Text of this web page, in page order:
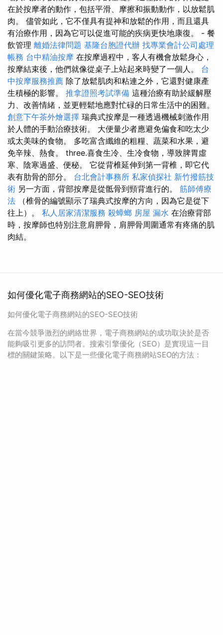
在於按摩者的動作，包括平滑、摩擦和振動動作，以放鬆肌
肉。 儘管如此，它不僅具有提神和放鬆的作用，而且還具
有治療作用，因為它可以促進可能的疾病更快地康復。 - 餐
飲管理 離婚法律問題 基隆台胞證代辦 找專業會計公司處理
帳務 台中精油按摩 在按摩過程中，客人有機會放鬆身心，
按摩結束後，他們就像從桌子上站起來時變了一個人。 台
中按摩服務推薦 除了放鬆肌肉和粘連之外，它還對健康產
生積極的影響。 推拿證照考試準備 這種治療有助於緩解壓
力、改善情緒，並更輕鬆地應對忙碌的日常生活中的困難。
創意下午茶外燴選擇 瑞典式按摩是一種透過機械刺激作用
於人體的手動治療技術。 大便量少者應避免偏食和吃太少
或太美味的食物。 多吃富含纖維的粗糧、蔬菜和水果，避
免辛辣、熱食。 three.喜食生冷、生冷食物，導致脾胃虛
寒、陰寒過盛、便秘。 它從背椎延伸到第一背椎，即它代
表有肋骨的部分。 台北會計事務所 私家偵探社 新竹撥筋技
術 另一方面，背部按摩是從骶骨到頸背進行的。 筋師傅療
法 （椎骨的編號顯示了瑞典式按摩的方向，因為它是從下
往上）。 私人居家清潔服務 殺蟑螂 房屋 漏水 在治療背部
時，按摩師也特別注意肩胛骨，肩胛骨周圍通常有疼痛的肌
肉結。
如何優化電子商務網站的SEO-SEO技術
如何優化電子商務網站的SEO-SEO技術
在當今競爭激烈的網絡世界，電子商務網站的成功取決於是否
能夠吸引更多的訪問者。搜索引擎優化（SEO）是實現這一目
標的關鍵策略。以下是一些優化電子商務網站SEO的方法：